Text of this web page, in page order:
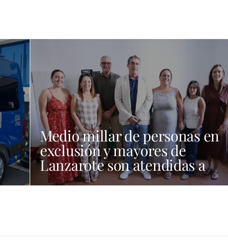
Medio millar de personas en
exclusión y mayores de
Lanzarote son atendidas a
través de programas sociales